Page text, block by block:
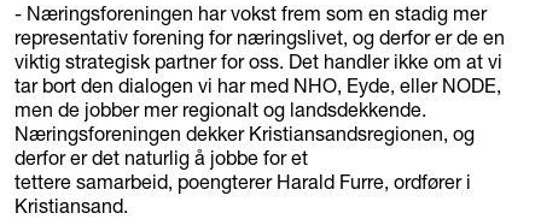
- Næringsforeningen har vokst frem som en stadig mer
representativ forening for næringslivet, og derfor er de en
viktig strategisk partner for oss. Det handler ikke om at vi
tar bort den dialogen vi har med NHO, Eyde, eller NODE,
men de jobber mer regionalt og landsdekkende.
Næringsforeningen dekker Kristiansandsregionen, og
derfor er det naturlig å jobbe for et
tettere samarbeid, poengterer Harald Furre, ordfører i
Kristiansand.